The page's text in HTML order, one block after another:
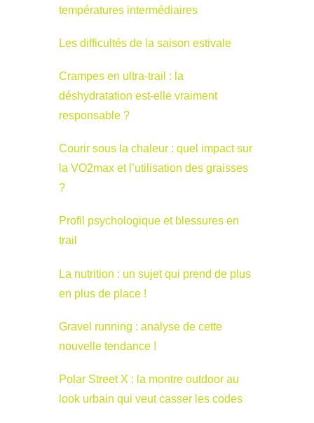
températures intermédiaires
Les difficultés de la saison estivale
Crampes en ultra-trail : la
déshydratation est-elle vraiment
responsable ?
Courir sous la chaleur : quel impact sur
la VO2max et l’utilisation des graisses
?
Profil psychologique et blessures en
trail
La nutrition : un sujet qui prend de plus
en plus de place !
Gravel running : analyse de cette
nouvelle tendance !
Polar Street X : la montre outdoor au
look urbain qui veut casser les codes